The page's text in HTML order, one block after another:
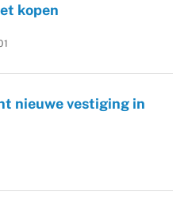
kopen
nieuwe vestiging in